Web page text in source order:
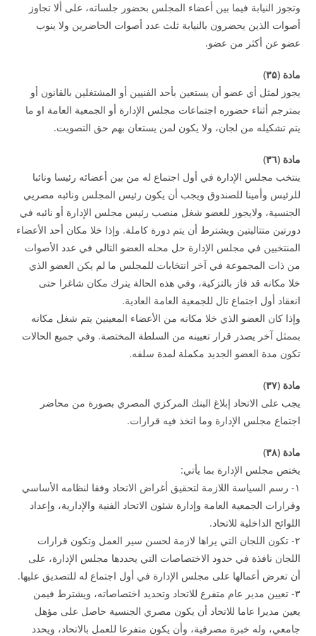
وتجوز النيابة فيما بين أعضاء المجلس بحضور جلساته، على ألا تجاوز
أصوات الذين يحضرون بالنيابة ثلث عدد أصوات الحاضرين ولا ينوب
عضو عن أكثر من عضو.
مادة (۳۵)
يجوز لمثل أي عضو أن يستعين بأحد الفنيين أو المشتغلين بالقانون أو
بمترجم أثناء حضوره اجتماعات مجلس الإدارة أو الجمعية العامة او ما
يتم تشكيله من لجان، ولا يكون لمن يستعان بهم حق التصويت.
مادة ( ۳٦ )
ينتخب مجلس الإدارة في أول اجتماع له من بين أعضائه رئيسا ونائبا
للرئيس وأمينا للصندوق ويجب أن يكون رئيس المجلس ونائبه مصريي
الجنسية، ولايجوز للعضو شغل منصب رئيس مجلس الإدارة أو نائبه في
دورتين متتاليتين ويشترط أن يتم دورة كاملة. وإذا خلا مكان أحد الأعضاء
المنتخبين في مجلس الإدارة حل محله العضو التالي في عدد الأصوات
من ذات المجموعة في آخر انتخابات للمجلس ما لم يكن العضو الذي
خلا مكانه قد فاز بالتزكية، وفي هذه الحالة يترك مكان شاغرا حتى
انعقاد أول اجتماع تال للجمعية العامة العادية.
وإذا كان العضو الذي خلا مكانه من الأعضاء المعينين يتم شغل مكانه
بممثل آخر يصدر قرار تعيينه من السلطة المختصة. وفي جميع الحالات
تكون مدة العضو الجديد مكملة لمدة سلفه.
مادة (۳۷)
يجب على الاتحاد إبلاغ البنك المركزي المصري بصورة من محاضر
اجتماع مجلس الإدارة وما اتخذ فيه قرارات.
مادة (۳۸)
يختص مجلس الإدارة بما يأتي:
۱- رسم السياسة اللازمة لتحقيق أغراض الاتحاد وفقا لنظامه الأساسي
وقرارات الجمعية العامة وإدارة شئون الاتحاد الفنية والإدارية، وإعداد
اللوائح الداخلية للاتحاد.
۲- تكون اللجان التي يراها لازمة لحسن سير العمل وتكون قرارات
اللجان نافذة في حدود الاختصاصات التي يحددها مجلس الإدارة، على
أن تعرض أعمالها على مجلس الإدارة في أول اجتماع له للتصديق عليها.
۳- تعيين مدير عام متفرع للاتحاد وتحديد اختصاصاته، ويشترط فيمن
يعين مديرا عاما للاتحاد أن يكون مصري الجنسية حاصل على مؤهل
جامعي، وله خبرة مصرفية، وأن يكون متفرعا للعمل بالاتحاد، ويحدد